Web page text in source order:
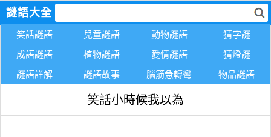
謎語大全
笑話謎語 兒童謎語 動物謎語
猜字謎
成語謎語
植物謎語 愛情謎語
猜燈謎
謎語詳解
謎語故事 腦筋急轉彎 物品謎語
笑話小時候我以為